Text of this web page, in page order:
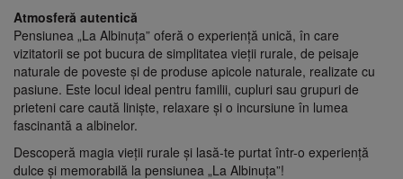
Atmosferă autentică
Pensiunea „La Albinuța” oferă o experiență unică, în care
vizitatorii se pot bucura de simplitatea vieții rurale, de peisaje
naturale de poveste și de produse apicole naturale, realizate cu
pasiune. Este locul ideal pentru familii, cupluri sau grupuri de
prieteni care caută liniște, relaxare și o incursiune în lumea
fascinantă a albinelor.
Descoperă magia vieții rurale și lasă-te purtat într-o experiență
dulce și memorabilă la pensiunea „La Albinuța”!